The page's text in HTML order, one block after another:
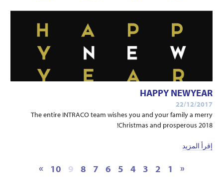
HAPPY NEWYEAR
22/12/2017
The entire INTRACO team wishes you and your family a merry
Christmas and prosperous 2018!
إقرأ المزيد
«
1
2
3
4
5
6
7
8
9
10
»